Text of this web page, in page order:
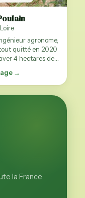
agronome,
quitté en 2020
4 hectares de
→
la France